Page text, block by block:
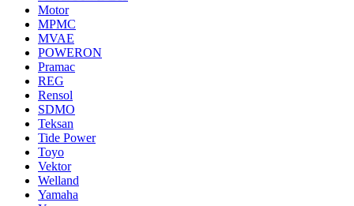
Motor
MPMC
MVAE
POWERON
Pramac
REG
Rensol
SDMO
Teksan
Tide Power
Toyo
Vektor
Welland
Yamaha